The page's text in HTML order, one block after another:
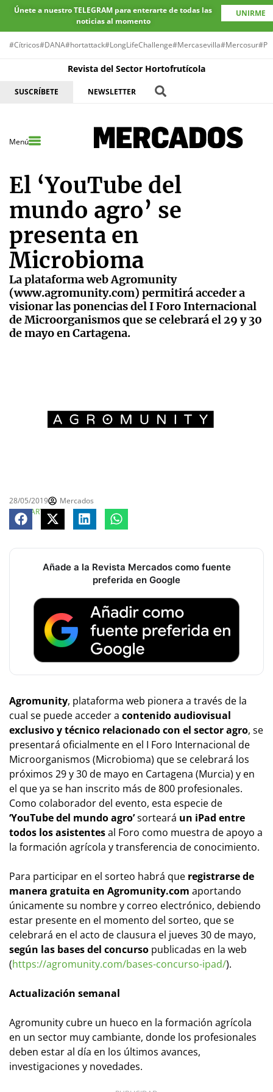
Únete a nuestro TELEGRAM para enterarte de todas las
noticias al momento
UNIRME
#Cítricos#DANA#hortattack#LongLifeChallenge#Mercasevilla#Mercosur
Revista del Sector Hortofrutícola
SUSCRÍBETE NEWSLETTER
Menú
El ‘YouTube del
mundo agro’ se
presenta en
Microbioma
La plataforma web Agromunity
(www.agromunity.com) permitirá acceder a
visionar las ponencias del I Foro Internacional
de Microorganismos que se celebrará el 29 y 30
de mayo en Cartagena.
28/05/2019
Mercados
COMPARTE
Añade a la Revista Mercados como fuente
preferida en Google
Agromunity, plataforma web pionera a través de la
cual se puede acceder a contenido audiovisual
exclusivo y técnico relacionado con el sector agro, se
presentará oficialmente en el I Foro Internacional de
Microorganismos (Microbioma) que se celebrará los
próximos 29 y 30 de mayo en Cartagena (Murcia) y en
el que ya se han inscrito más de 800 profesionales.
Como colaborador del evento, esta especie de
‘YouTube del mundo agro’sorteará un iPad entre
todos los asistentesal Foro como muestra de apoyo a
la formación agrícola y transferencia de conocimiento.
Para participar en el sorteo habrá que registrarse de
manera gratuita en Agromunity.com aportando
únicamente su nombre y correo electrónico, debiendo
estar presente en el momento del sorteo, que se
celebrará en el acto de clausura el jueves 30 de mayo,
según las bases del concurso publicadas en la web
(https://agromunity.com/bases-concurso-ipad/).
Actualización semanal
Agromunity cubre un hueco en la formación agrícola
en un sector muy cambiante, donde los profesionales
deben estar al día en los últimos avances,
investigaciones y novedades.